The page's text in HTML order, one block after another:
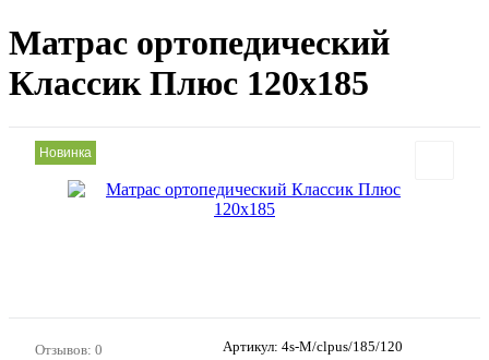
Матрас ортопедический
Классик Плюс 120х185
Новинка
Отзывов: 0 Артикул: 4s-M/clpus/185/120